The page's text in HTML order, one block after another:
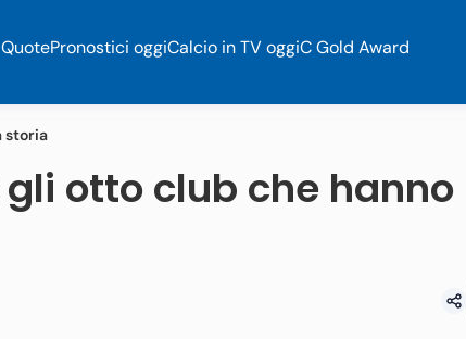
QuotePronostici oggiCalcio in TV oggiC Gold Award
storia
otto club che hanno